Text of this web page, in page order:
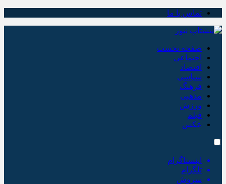
تماس با ما
صفحه نخست
اجتماعی
اقتصاد
سیاسی
فرهنگ
مذهبی
ورزش
فیلم
عکس
اینستاگرام
تلگرام
سروش